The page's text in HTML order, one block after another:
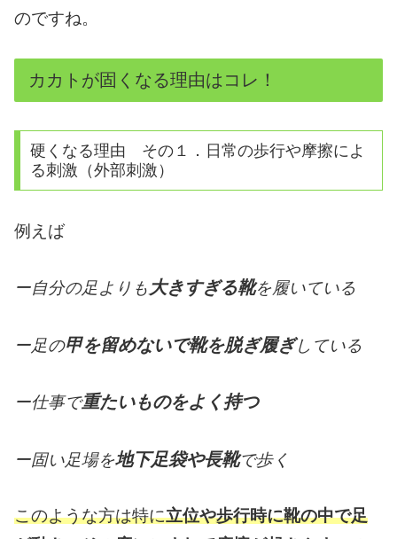
のですね。
カカトが固くなる理由はコレ！
硬くなる理由 その１．日常の歩行や摩擦によ
る刺激（外部刺激）
例えば
ー自分の足よりも 大きすぎる靴を履いている
ー足の甲を留めないで靴を脱ぎ履ぎしている
ー仕事で重たいものをよく持つ
ー固い足場を地下足袋や長靴で歩く
このような方は特に立位や歩行時に靴の中で足